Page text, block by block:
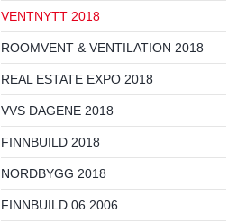
VENTNYTT 2018
ROOMVENT & VENTILATION 2018
REAL ESTATE EXPO 2018
VVS DAGENE 2018
FINNBUILD 2018
NORDBYGG 2018
FINNBUILD 06 2006